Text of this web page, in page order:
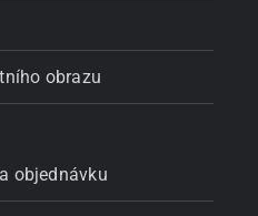
obrazu
objednávku